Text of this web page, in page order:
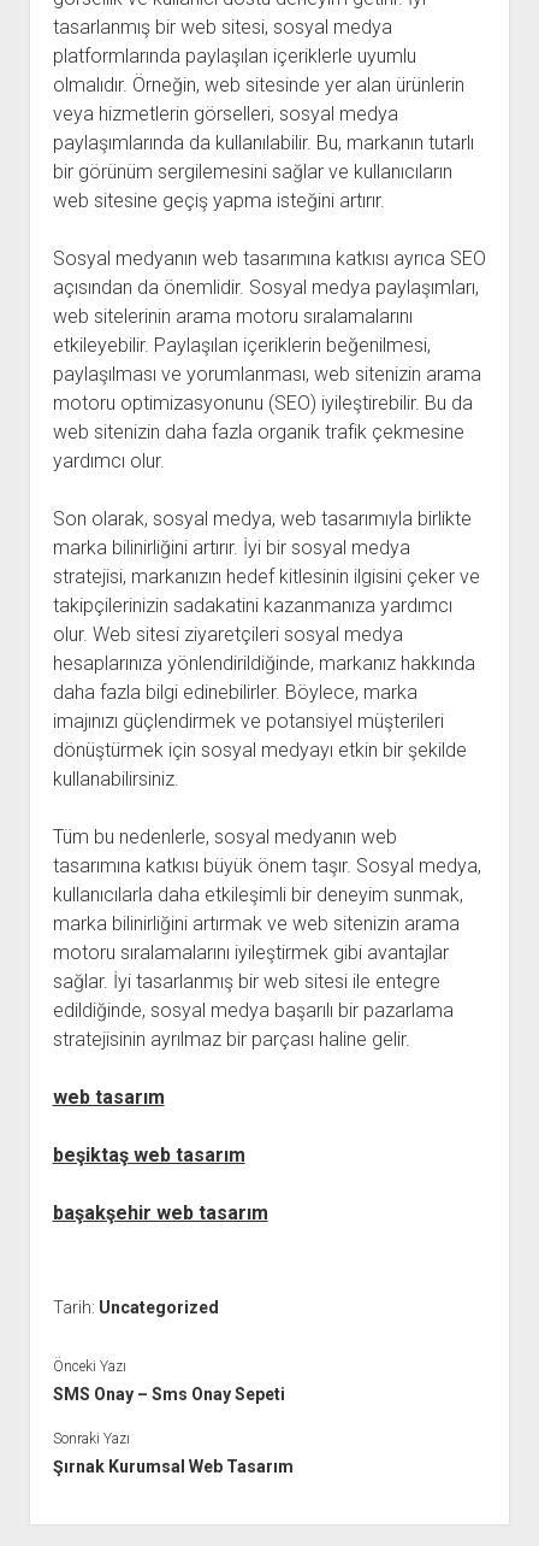
tasarlanmış bir web sitesi, sosyal medya
platformlarında paylaşılan içeriklerle uyumlu
olmalıdır. Örneğin, web sitesinde yer alan ürünlerin
veya hizmetlerin görselleri, sosyal medya
paylaşımlarında da kullanılabilir. Bu, markanın tutarlı
bir görünüm sergilemesini sağlar ve kullanıcıların
web sitesine geçiş yapma isteğini artırır.
Sosyal medyanın web tasarımına katkısı ayrıca SEO
açısından da önemlidir. Sosyal medya paylaşımları,
web sitelerinin arama motoru sıralamalarını
etkileyebilir. Paylaşılan içeriklerin beğenilmesi,
paylaşılması ve yorumlanması, web sitenizin arama
motoru optimizasyonunu (SEO) iyileştirebilir. Bu da
web sitenizin daha fazla organik trafik çekmesine
yardımcı olur.
Son olarak, sosyal medya, web tasarımıyla birlikte
marka bilinirliğini artırır. İyi bir sosyal medya
stratejisi, markanızın hedef kitlesinin ilgisini çeker ve
takipçilerinizin sadakatini kazanmanıza yardımcı
olur. Web sitesi ziyaretçileri sosyal medya
hesaplarınıza yönlendirildiğinde, markanız hakkında
daha fazla bilgi edinebilirler. Böylece, marka
imajınızı güçlendirmek ve potansiyel müşterileri
dönüştürmek için sosyal medyayı etkin bir şekilde
kullanabilirsiniz.
Tüm bu nedenlerle, sosyal medyanın web
tasarımına katkısı büyük önem taşır. Sosyal medya,
kullanıcılarla daha etkileşimli bir deneyim sunmak,
marka bilinirliğini artırmak ve web sitenizin arama
motoru sıralamalarını iyileştirmek gibi avantajlar
sağlar. İyi tasarlanmış bir web sitesi ile entegre
edildiğinde, sosyal medya başarılı bir pazarlama
stratejisinin ayrılmaz bir parçası haline gelir.
web tasarım
beşiktaş web tasarım
başakşehir web tasarım
Tarih: Uncategorized
Önceki Yazı
SMS Onay – Sms Onay Sepeti
Sonraki Yazı
Şırnak Kurumsal Web Tasarım